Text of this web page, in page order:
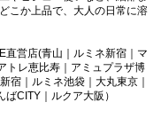
こか上品で、大人の日常に溶
営店(青山｜ルミネ新宿｜マ
トレ恵比寿｜アミュプラザ博
宿｜ルミネ池袋｜大丸東京｜
CITY｜ルクア大阪）